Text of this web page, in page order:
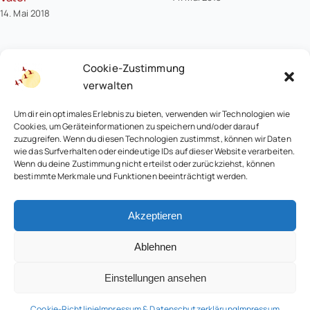
Cookie-Zustimmung
verwalten
Um dir ein optimales Erlebnis zu bieten, verwenden wir Technologien wie
Cookies, um Geräteinformationen zu speichern und/oder darauf
zuzugreifen. Wenn du diesen Technologien zustimmst, können wir Daten
wie das Surfverhalten oder eindeutige IDs auf dieser Website verarbeiten.
Wenn du deine Zustimmung nicht erteilst oder zurückziehst, können
bestimmte Merkmale und Funktionen beeinträchtigt werden.
Akzeptieren
Ablehnen
Einstellungen ansehen
14. Mai 2018
© 2026 • Renate Wirth Familienaufstellungen
Impressum & Datenschutz